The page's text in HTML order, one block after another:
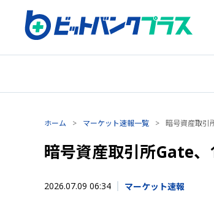
ホーム > マーケット速報一覧 > 暗号資産取引
暗号資産取引所Gate
2026.07.09 06:34 マーケット速報